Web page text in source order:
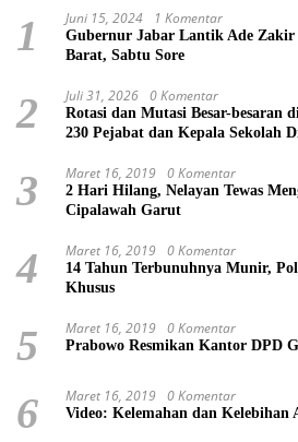
1 Juni 15, 2024 1 Komentar
Gubernur Jabar Lantik Ade
Barat, Sabtu Sore
2 Juli 31, 2026 0 Komentar
Rotasi dan Mutasi Besar-besaran
230 Pejabat dan Kepala Sekolah
3 Maret 16, 2019 0 Komentar
2 Hari Hilang, Nelayan Tewas
Cipalawah Garut
4 Maret 16, 2019 0 Komentar
14 Tahun Terbunuhnya Munir,
Khusus
5 Maret 16, 2019 0 Komentar
Prabowo Resmikan Kantor DPD
6 Maret 16, 2019 0 Komentar
Video: Kelemahan dan Kelebihan